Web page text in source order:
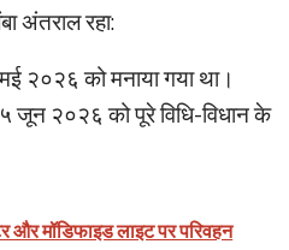
अंतराल रहा:
२०२६ को मनाया गया था।
२०२६ को पूरे विधि-विधान के
और मॉडिफाइड लाइट पर परिवहन